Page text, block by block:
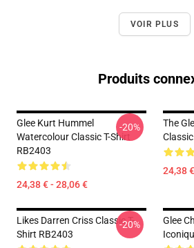
VOIR PLUS
Produits
Glee Kurt Hummel
Watercolour Classic T-Shirt
RB2403
24,38 € - 28,06 €
-20%
The
24,38
Likes Darren Criss Classic T-
Shirt RB2403
-20%
Glee